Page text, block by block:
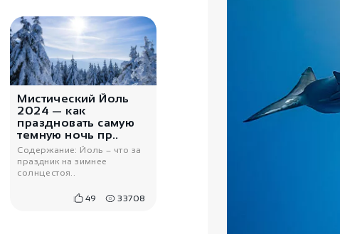
Женские штаны
алладины из хлопка
«Камбоджа»
Мистический Йоль
2024 — как
праздновать самую
темную ночь пр..
Содержание: Йоль – что за
праздник на зимнее
солнцестоя..
49 33708